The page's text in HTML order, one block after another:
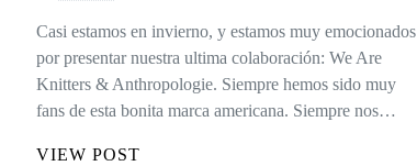
Casi estamos en invierno, y estamos muy emocionados
por presentar nuestra ultima colaboración: We Are
Knitters & Anthropologie. Siempre hemos sido muy
fans de esta bonita marca americana. Siempre nos…
VIEW POST